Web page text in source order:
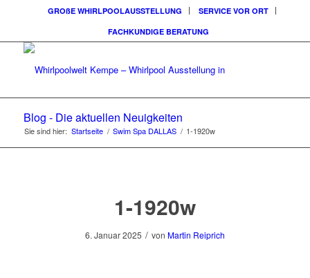
GROßE WHIRLPOOLAUSSTELLUNG
SERVICE VOR ORT
FACHKUNDIGE BERATUNG
Blog - Die aktuellen Neuigkeiten
Sie sind hier: Startseite / Swim Spa DALLAS / 1-1920w
1-1920w
6. Januar 2025 / von Martin Reiprich